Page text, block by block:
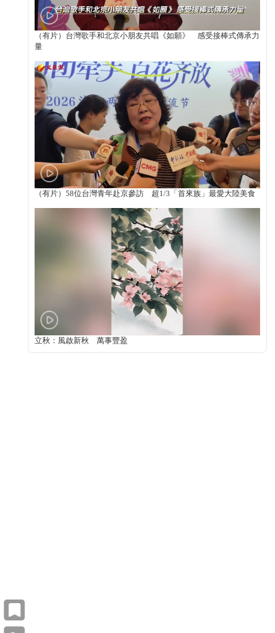
（有片）台灣歌手和北京小朋友共唱《如願》 感受接棒式傳承力
量
（有片）58位台灣青年赴京參訪 超1/3「首來族」最愛大陸美食
立秋：風啟新秋 萬事豐盈